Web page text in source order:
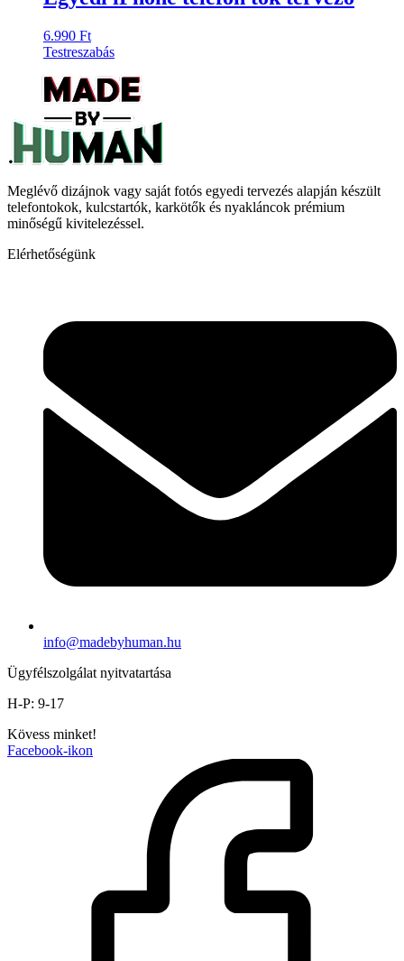
6.990 Ft
Testreszabás
a
terméknek
több
variációja
A
a
termékoldalon
választhatók
ki
Meglévő dizájnok vagy saját fotós egyedi tervezés alapján készült
telefontokok, kulcstartók, karkötők és nyakláncok prémium
minőségű kivitelezéssel.
Elérhetőségünk
info@madebyhuman.hu
Ügyfélszolgálat nyitvatartása
H-P: 9-17
Kövess minket!
Facebook-ikon